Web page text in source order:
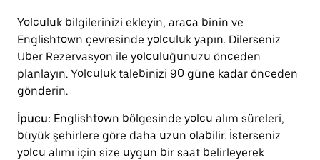
Yolculuk bilgilerinizi ekleyin, araca binin ve
Englishtown çevresinde yolculuk yapın. Dilerseniz
Uber Rezervasyon ile yolculuğunuzu önceden
planlayın. Yolculuk talebinizi 90 güne kadar önceden
gönderin.
İpucu: Englishtown bölgesinde yolcu alım süreleri,
büyük şehirlere göre daha uzun olabilir. İsterseniz
yolcu alımı için size uygun bir saat belirleyerek